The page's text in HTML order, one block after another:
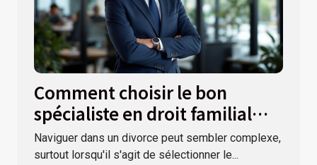
Comment choisir le bon
spécialiste en droit familial
pour votre divorce ?
Naviguer dans un divorce peut sembler complexe,
surtout lorsqu'il s'agit de sélectionner le...